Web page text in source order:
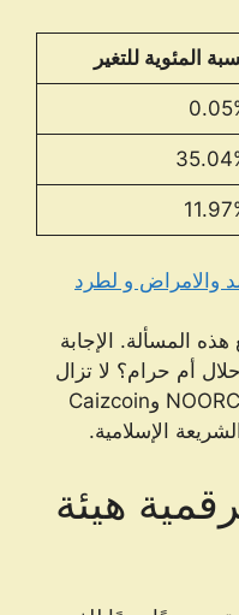
المئوية للتغير
والامراض و لطرد
هذه المسألة. الإجابة
أم حرام؟ لا تزال
مفتوحة. هناك مشاريع مثل NOORCOIN وCaizcoin
الإسلامية.
هيئة